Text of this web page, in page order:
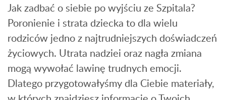
Jak zadbać o siebie po wyjściu ze Szpitala?
Poronienie i strata dziecka to dla wielu
rodziców jedno z najtrudniejszych doświadczeń
życiowych. Utrata nadziei oraz nagła zmiana
mogą wywołać lawinę trudnych emocji.
Dlatego przygotowałyśmy dla Ciebie materiały,